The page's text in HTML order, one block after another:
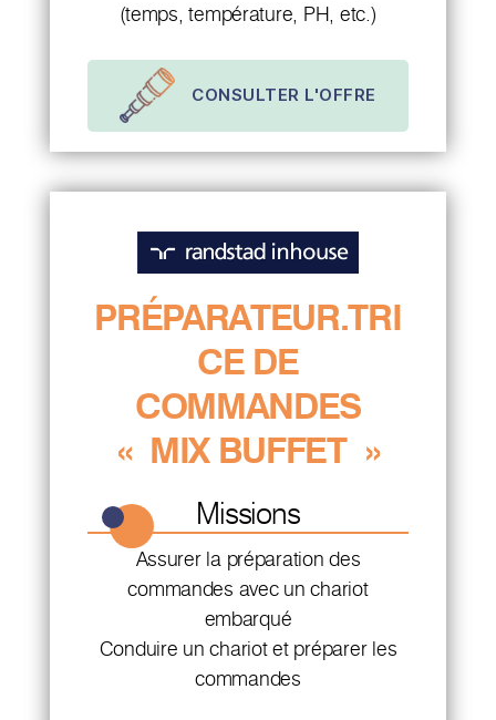
(temps, température, PH, etc.)
CONSULTER L'OFFRE
PRÉPARATEUR.TRI
CE DE
COMMANDES
« MIX BUFFET »
Missions
Assurer la préparation des
commandes avec un chariot
embarqué
Conduire un chariot et préparer les
commandes